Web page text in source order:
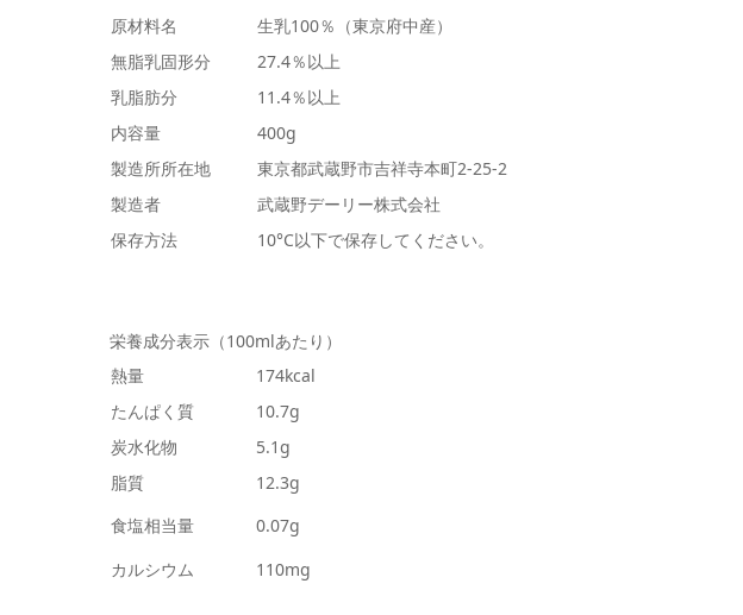
原材料名
生乳100％（東京府中産）
無脂乳固形分
27.4％以上
乳脂肪分
11.4％以上
内容量
400g
製造所所在地
東京都武蔵野市吉祥寺本町2-25-2
製造者
武蔵野デーリー株式会社
保存方法
10°C以下で保存してください。
栄養成分表示（100mlあたり）
熱量
174kcal
たんぱく質
10.7g
炭水化物
5.1g
脂質
12.3g
食塩相当量
0.07g
カルシウム
110mg